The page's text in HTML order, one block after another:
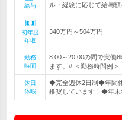
給与
ル・経験に応じて給与
初年度
年収
340万円～504万円
勤務
時間
8:00～20:00の間で実働
ます。# ＜勤務時間例＞
休日
休暇
◆完全週休2日制◆年間
推奨しています！◆年